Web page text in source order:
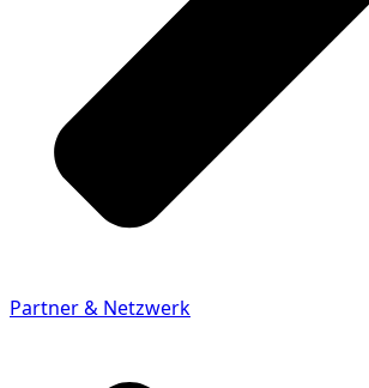
Partner & Netzwerk